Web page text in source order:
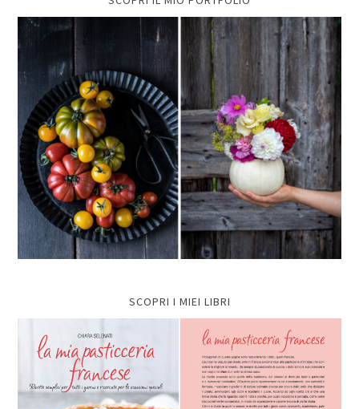
SCOPRI I MIEI LIBRI